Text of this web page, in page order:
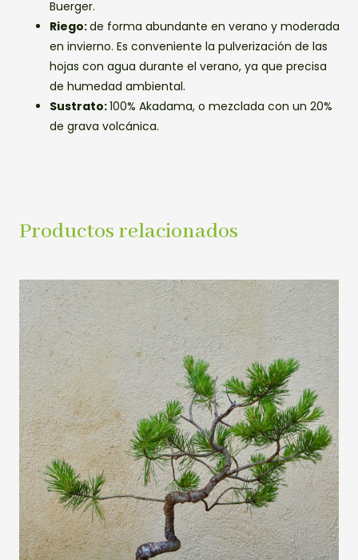
Buerger.
Riego:de forma abundante en verano y moderada
en invierno. Es conveniente la pulverización de las
hojas con agua durante el verano, ya que precisa
de humedad ambiental.
Sustrato:100% Akadama, o mezclada con un 20%
de grava volcánica.
Productos relacionados